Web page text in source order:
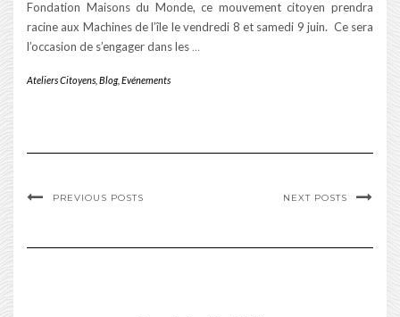
Fondation Maisons du Monde, ce mouvement citoyen prendra
racine aux Machines de l’île le vendredi 8 et samedi 9 juin. Ce sera
l’occasion de s’engager dans les…
Ateliers Citoyens Blog, Evénements
PREVIOUS POSTS NEXT POSTS